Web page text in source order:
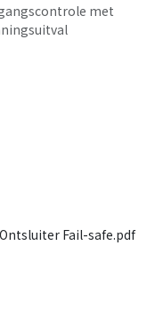
met
Fail-safe.pdf